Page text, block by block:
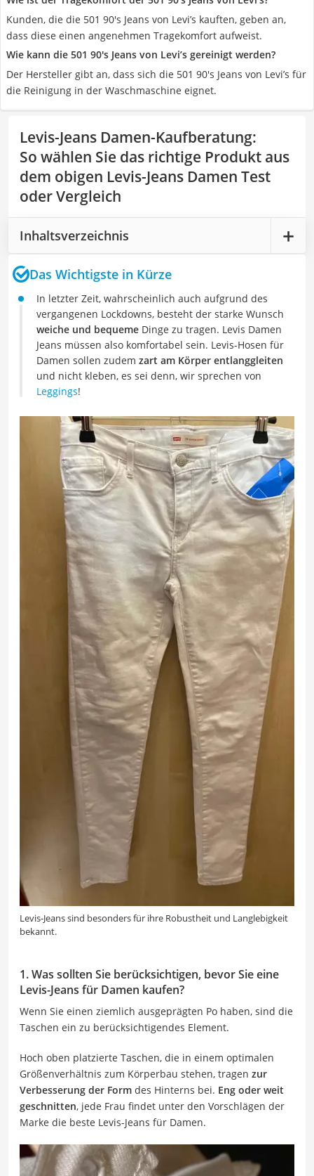
Kunden, die die 501 90's Jeans von Levi’s kauften, geben an,
dass diese einen angenehmen Tragekomfort aufweist.
Wie kann die 501 90's Jeans von Levi’s gereinigt werden?
Der Hersteller gibt an, dass sich die 501 90's Jeans von Levi’s für
die Reinigung in der Waschmaschine eignet.
Levis-Jeans Damen-Kaufberatung:
So wählen Sie das richtige Produkt aus
dem obigen Levis-Jeans Damen Test
oder Vergleich
Inhaltsverzeichnis
Das Wichtigste in Kürze
In letzter Zeit, wahrscheinlich auch aufgrund des
vergangenen Lockdowns, besteht der starke Wunsch
weiche und bequeme Dinge zu tragen. Levis Damen
Jeans müssen also komfortabel sein. Levis-Hosen für
Damen sollen zudem zart am Körper entlanggleiten
und nicht kleben, es sei denn, wir sprechen von
Leggings!
Levis-Jeans sind besonders für ihre Robustheit und Langlebigkeit
bekannt.
1. Was sollten Sie berücksichtigen, bevor Sie eine
Levis-Jeans für Damen kaufen?
Wenn Sie einen ziemlich ausgeprägten Po haben, sind die
Taschen ein zu berücksichtigendes Element.
Hoch oben platzierte Taschen, die in einem optimalen
Größenverhältnis zum Körperbau stehen, tragen zur
Verbesserung der Form des Hinterns bei. Eng oder weit
geschnitten, jede Frau findet unter den Vorschlägen der
Marke die beste Levis-Jeans für Damen.